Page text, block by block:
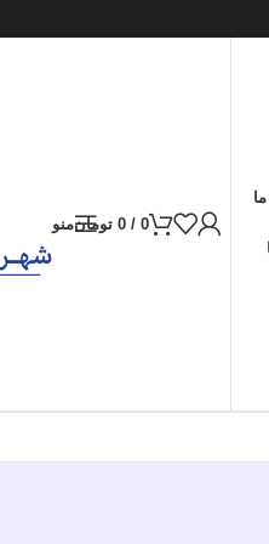
0
/
0 تومانمنو